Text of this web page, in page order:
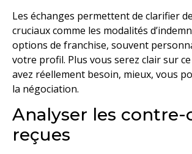
Les échanges permettent de clarifier
cruciaux comme les modalités
options de franchise, souvent
votre profil. Plus vous serez clair sur
avez réellement besoin, mieux, vous
la négociation.
Analyser les contre-
reçues